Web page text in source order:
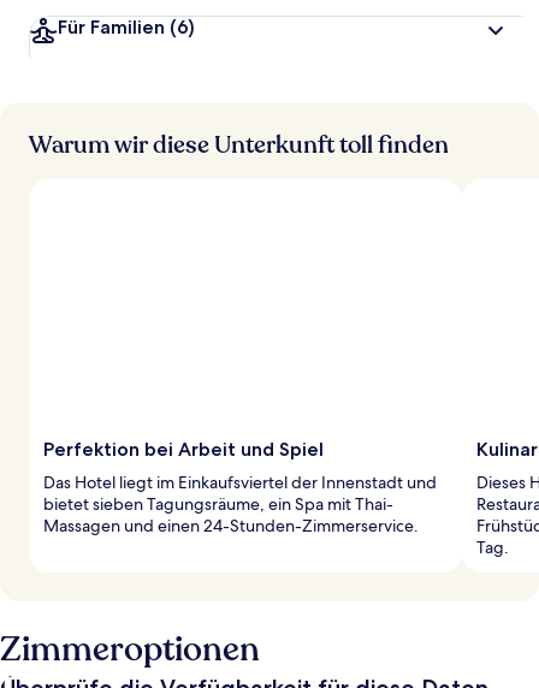
Für Familien (6)
Warum wir diese Unterkunft toll finden
Perfektion bei Arbeit und Spiel
Das Hotel liegt im Einkaufsviertel der Innenstadt und
bietet sieben Tagungsräume, ein Spa mit Thai-
Massagen und einen 24-Stunden-Zimmerservice.
Dieses
Tag.
Zimmeroptionen